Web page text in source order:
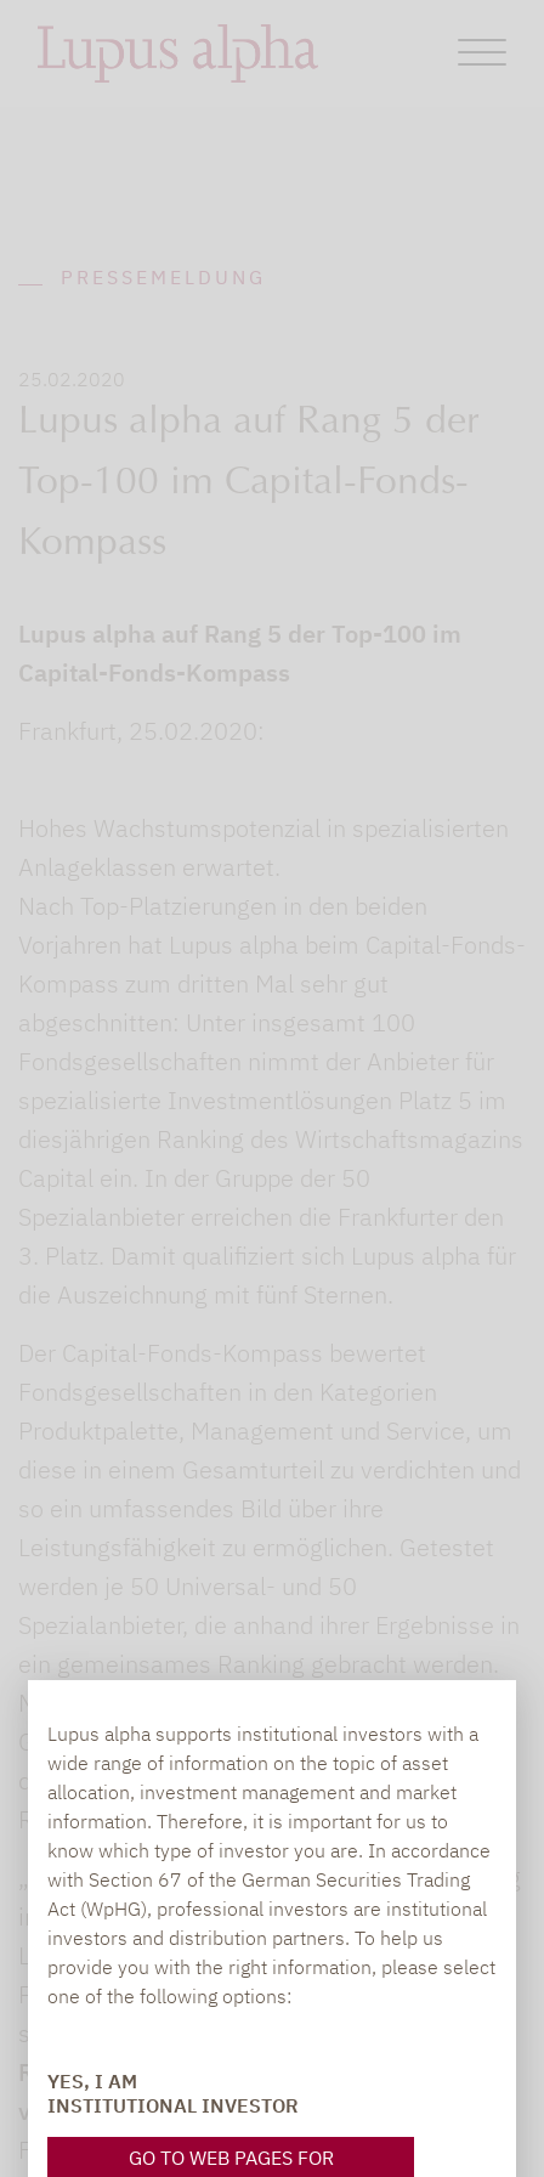
Lupus alpha supports institutional investors with a
wide range of information on the topic of asset
allocation, investment management and market
information. Therefore, it is important for us to
know which type of investor you are. In accordance
with Section 67 of the German Securities Trading
Act (WpHG), professional investors are institutional
investors and distribution partners. To help us
provide you with the right information, please select
one of the following options:
YES, I AM
INSTITUTIONAL INVESTOR
GO TO WEB PAGES FOR
PRESSEMELDUNG
25.02.2020
Lupus alpha auf Rang 5 der
Top-100 im Capital-Fonds-
Kompass
Lupus alpha auf Rang 5 der Top-100 im
Capital-Fonds-Kompass
Frankfurt, 25.02.2020:
Hohes Wachstumspotenzial in spezialisierten
Anlageklassen erwartet.
Nach Top-Platzierungen in den beiden
Vorjahren hat Lupus alpha beim Capital-Fonds-
Kompass zum dritten Mal sehr gut
abgeschnitten: Unter insgesamt 100
Fondsgesellschaften nimmt der Anbieter für
spezialisierte Investmentlösungen Platz 5 im
diesjährigen Ranking des Wirtschaftsmagazins
Capital ein. In der Gruppe der 50
Spezialanbieter erreichen die Frankfurter den
3. Platz. Damit qualifiziert sich Lupus alpha für
die Auszeichnung mit fünf Sternen.
Der Capital-Fonds-Kompass bewertet
Fondsgesellschaften in den Kategorien
Produkt­palette, Management und Service, um
diese in einem Gesamturteil zu verdichten und
so ein umfassendes Bild über ihre
Leistungsfähigkeit zu ermöglichen. Getestet
werden je 50 Universal- und 50
Spezialanbieter, die anhand ihrer Ergebnisse in
ein gemeinsames Ranking gebracht werden.
Mit 78,4 von 100 Punkten hat Lupus alpha im
Gesamt-Ranking den 5. Platz erreicht. Unter
den 50 Spezialanbietern liegt Lupus alpha auf
Rang 3.
„Zum dritten Mal in Folge eine Top-Platzierung
im Capital-Ranking ist ein toller Erfolg für
Lupus alpha und bestätigt unsere
Positionierung als Qualitätsanbieter in
Ralf Lochmüller, CEO und Managing Partner
von Lupus alpha, die Platzierung. „Mit diesem
Fokus haben wir als aktiver Manager die